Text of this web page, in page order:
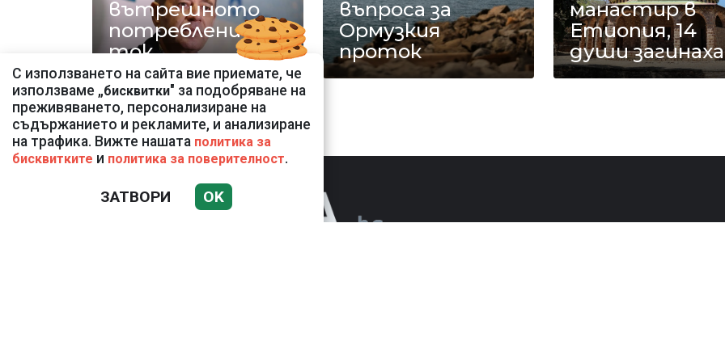
вътрешното
потребление на
ток
въпроса за
Ормузкия
проток
манастир в
Етиопия, 14
души загинаха
С използването на сайта вие приемате, че
използваме „бисквитки" за подобряване на
преживяването, персонализиране на
съдържанието и рекламите, и анализиране
на трафика. Вижте нашата политика за
бисквитките и политика за поверителност.
ЗАТВОРИ OK